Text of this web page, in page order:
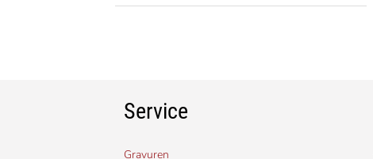
Service
Gravuren